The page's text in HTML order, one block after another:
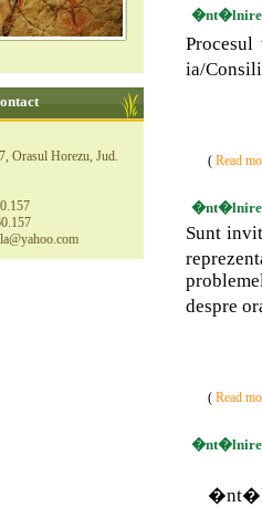
Orasul Horezu, Jud.
ia/
( Read
Sunt
despre
( Read
�nt�lnire